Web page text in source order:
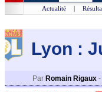
Actualité |
Lyon :
Par Romain Rigaux -